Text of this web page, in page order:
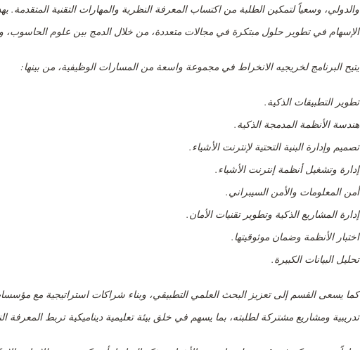
والدولي، وسعياً لتمكين الطلبة من اكتساب المعرفة النظرية والمهارات التقنية المتقدمة.
الإسهام في تطوير حلول مبتكرة في مجالات متعددة، من خلال الدمج بين علوم الحاسوب،
يتيح البرنامج لخريجيه الانخراط في مجموعة واسعة من المسارات الوظيفية، من بينها:
تطوير التطبيقات الذكية.
هندسة الأنظمة المدمجة الذكية.
تصميم وإدارة البنية التحتية لإنترنت الأشياء.
إدارة وتشغيل أنظمة إنترنت الأشياء.
أمن المعلومات والأمن السيبراني.
إدارة المشاريع الذكية وتطوير تقنيات الأمان.
اختبار الأنظمة وضمان موثوقيتها.
تحليل البيانات الكبيرة.
كما يسعى القسم إلى تعزيز البحث العلمي التطبيقي، وبناء شراكات استراتيجية مع
تدريبية ومشاريع مشتركة لطلبته، بما يسهم في خلق بيئة تعليمية ديناميكية تربط المعرفة